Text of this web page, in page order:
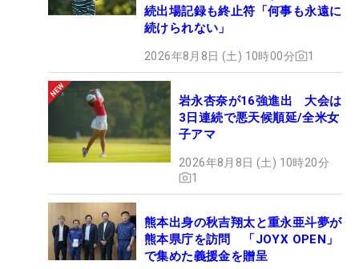
続出場記録も終止符「何事も永遠に
続けられない」
2026年8月8日 (土) 10時00分 1
岩永杏奈が16強進出 大会は
3日連続で悪天候順延/全米女
子アマ
2026年8月8日 (土) 10時20分
1
熊本出身の秋吉翔太と重永亜斗夢が
熊本県庁を訪問 「JOYX OPEN」
で集めた義援金を贈呈